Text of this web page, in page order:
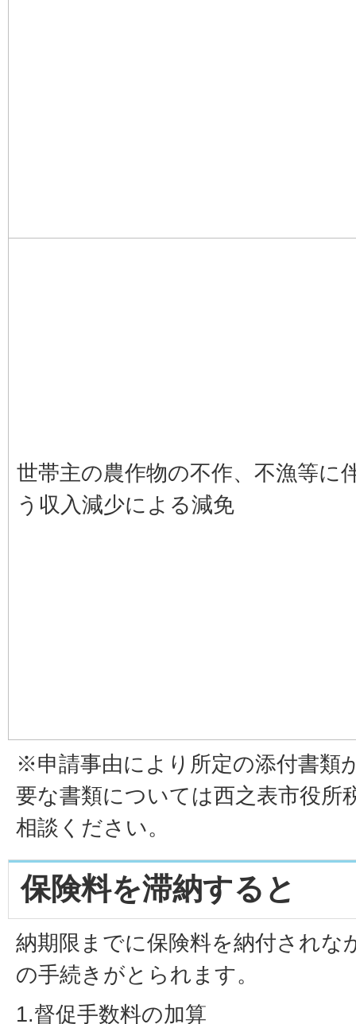
世帯主の農作物の不作、不漁等に
う収入減少による減免
※申請事由により所定の添付書類
要な書類については西之表市役所
相談ください。
保険料を滞納すると
納期限までに保険料を納付されな
の手続きがとられます。
1.督促手数料の加算